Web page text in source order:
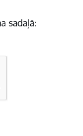
sadaļā: